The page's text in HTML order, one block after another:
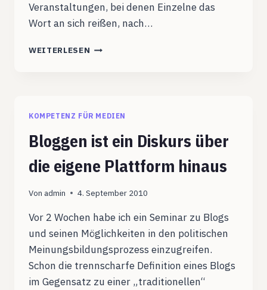
Veranstaltungen, bei denen Einzelne das
Wort an sich reißen, nach…
WEITERLESEN BLOGGEN
KOMPETENZ FÜR MEDIEN
Bloggen ist ein Diskurs über
die eigene Plattform hinaus
Von admin 4. September 2010
Vor 2 Wochen habe ich ein Seminar zu Blogs
und seinen Möglichkeiten in den politischen
Meinungsbildungsprozess einzugreifen.
Schon die trennscharfe Definition eines Blogs
im Gegensatz zu einer „traditionellen“